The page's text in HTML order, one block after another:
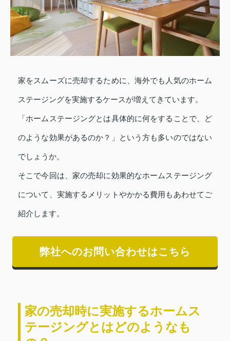
家をスムーズに売却するために、海外でも人気のホーム
ステージングを実施するケースが増えてきています。
「ホームステージングとは具体的に何をすることで、ど
のような効果があるのか？」という方も多いのではない
でしょうか。
そこで今回は、家の売却に効果的なホームステージング
について、実施するメリットやかかる費用もあわせてご
紹介します。
弊社へのお問い合わせはこちら
家の売却時に実施するホームス
テージングとはどのようなも